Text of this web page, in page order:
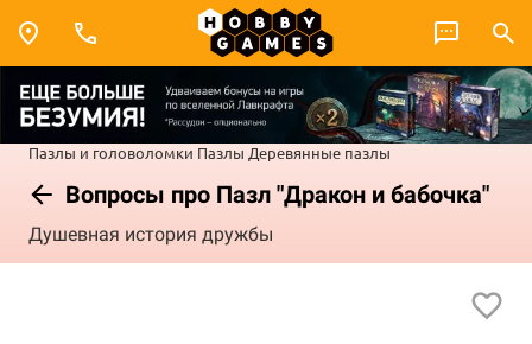
Пазлы и головоломки Пазлы Деревянные пазлы
Вопросы про Пазл "Дракон и бабочка"
Душевная история дружбы